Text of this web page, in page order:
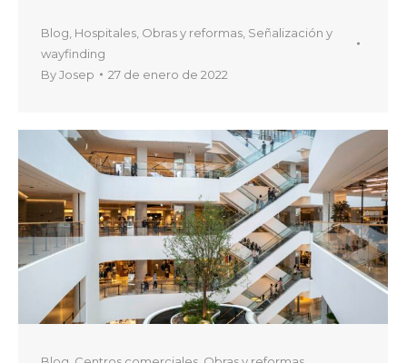
Blog Hospitales Obras y reformas Señalización y
wayfinding
ByJosep 27 de enero de 2022